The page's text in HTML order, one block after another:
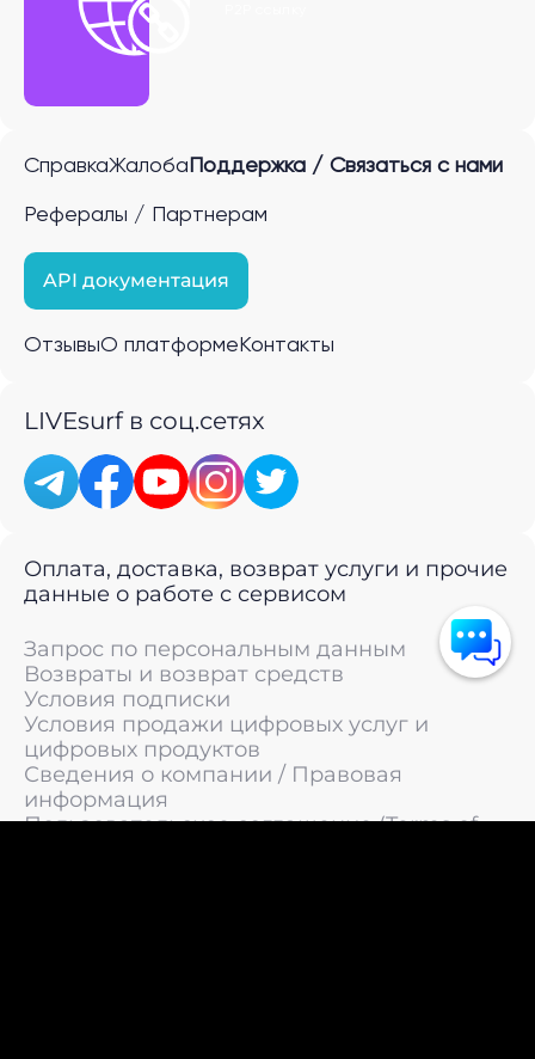
СправкаЖалоба Поддержка / Связаться с нами
Рефералы / Партнерам
API документация
ОтзывыО платформе Контакты
LIVEsurf в соц.сетях
Оплата, доставка, возврат услуги и прочие
данные о работе с сервисом
Запрос по персональным данным
Возвраты и возврат средств
Условия подписки
Условия продажи цифровых услуг и
цифровых продуктов
Сведения о компании / Правовая
информация
Пользовательское соглашение (Terms of